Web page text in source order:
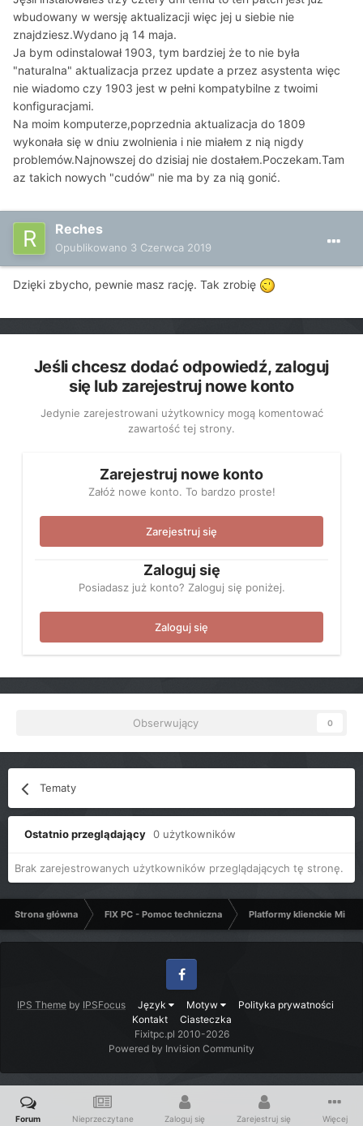
wbudowany w wersję aktualizacji więc jej u siebie nie
znajdziesz.Wydano ją 14 maja.
Ja bym odinstalował 1903, tym bardziej że to nie była
"naturalna" aktualizacja przez update a przez asystenta więc
nie wiadomo czy 1903 jest w pełni kompatybilne z twoimi
konfiguracjami.
Na moim komputerze,poprzednia aktualizacja do 1809
wykonała się w dniu zwolnienia i nie miałem z nią nigdy
problemów.Najnowszej do dzisiaj nie dostałem.Poczekam.Tam
az takich nowych "cudów" nie ma by za nią gonić.
Reches
Opublikowano 3 Czerwca 2019
Dzięki zbycho, pewnie masz rację. Tak zrobię
Jeśli chcesz dodać odpowiedź, zaloguj
się lub zarejestruj nowe konto
Jedynie zarejestrowani użytkownicy mogą komentować
zawartość tej strony.
Zarejestruj nowe konto
Załóż nowe konto. To bardzo proste!
Zarejestruj się
Zaloguj się
Posiadasz już konto? Zaloguj się poniżej.
Zaloguj się
Obserwujący 0
Tematy
Ostatnio przeglądający 0 użytkowników
Brak zarejestrowanych użytkowników przeglądających tę stronę.
Strona główna FIX PC - Pomoc techniczna Platformy klienckie
IPS Theme by IPSFocus Język Motyw
Polityka prywatności
Kontakt
Ciasteczka
Facebook
Fixitpc.pl 2010-2026
Powered by Invision Community
Forum Nieprzeczytane Zaloguj się Zarejestruj się Więcej